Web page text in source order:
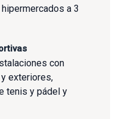
a 3
con
exteriores,
tenis y pádel y